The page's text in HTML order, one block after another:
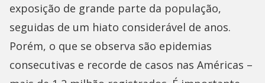
exposição de grande parte da população,
seguidas de um hiato considerável de anos.
Porém, o que se observa são epidemias
consecutivas e recorde de casos nas Américas –